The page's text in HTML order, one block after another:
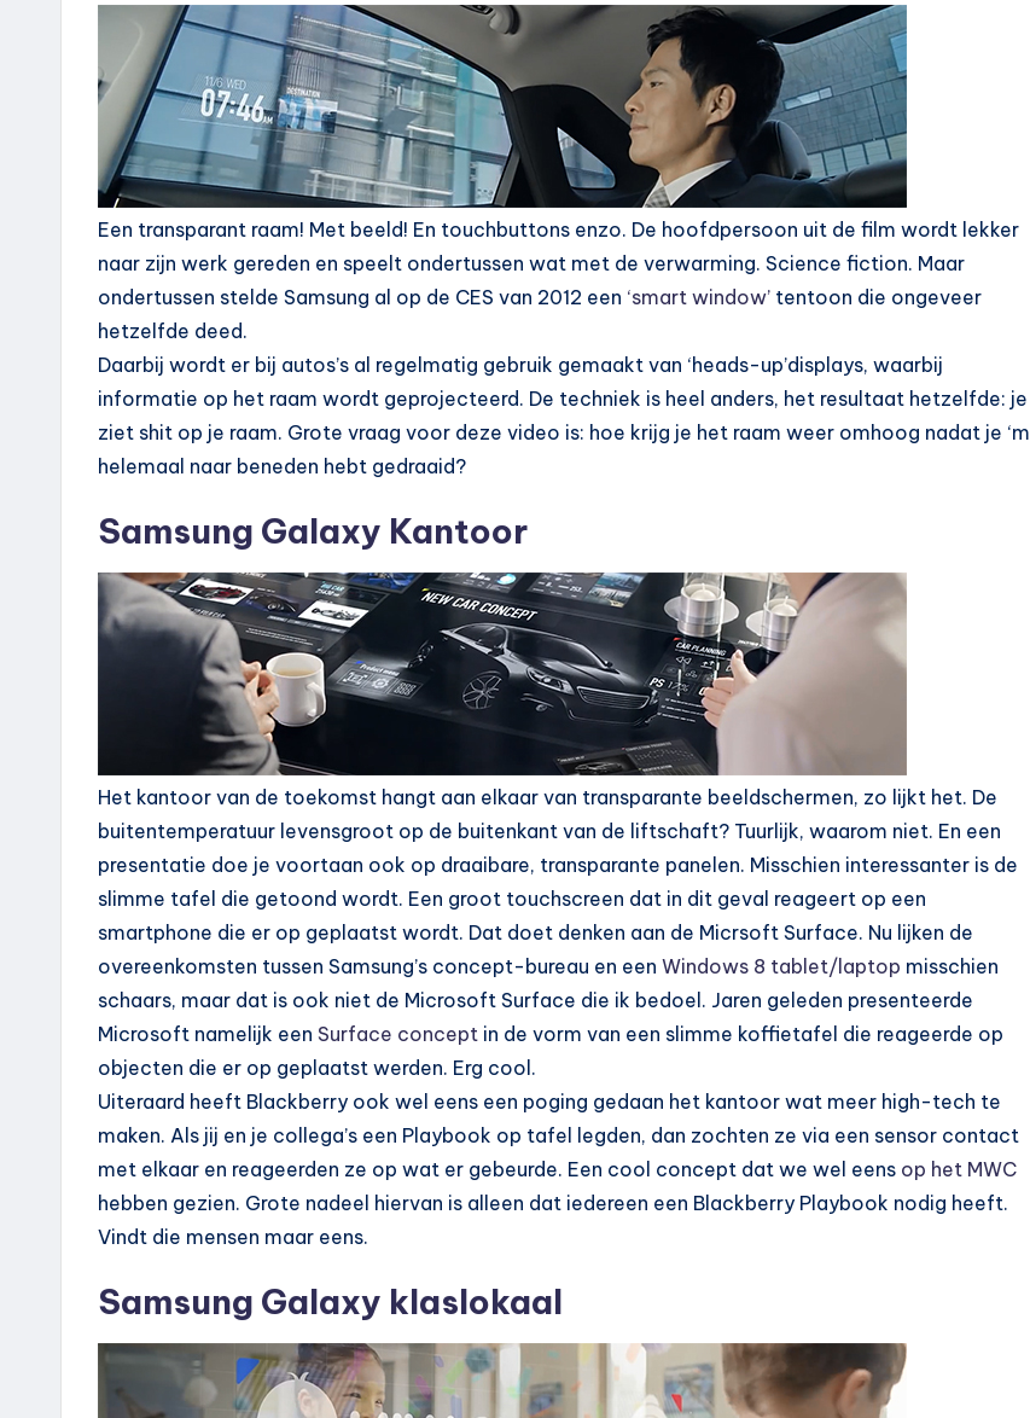
Een transparant raam! Met beeld! En touchbuttons enzo. De hoofdpersoon uit de film wordt lekker
naar zijn werk gereden en speelt ondertussen wat met de verwarming. Science fiction. Maar
ondertussen stelde Samsung al op de CES van 2012 een ‘smart window’ tentoon die ongeveer
hetzelfde deed.
Daarbij wordt er bij autos’s al regelmatig gebruik gemaakt van ‘heads-up’displays, waarbij
informatie op het raam wordt geprojecteerd. De techniek is heel anders, het resultaat hetzelfde: je
ziet shit op je raam. Grote vraag voor deze video is: hoe krijg je het raam weer omhoog nadat je ‘m
helemaal naar beneden hebt gedraaid?
Samsung Galaxy Kantoor
Het kantoor van de toekomst hangt aan elkaar van transparante beeldschermen, zo lijkt het. De
buitentemperatuur levensgroot op de buitenkant van de liftschaft? Tuurlijk, waarom niet. En een
presentatie doe je voortaan ook op draaibare, transparante panelen. Misschien interessanter is de
slimme tafel die getoond wordt. Een groot touchscreen dat in dit geval reageert op een
smartphone die er op geplaatst wordt. Dat doet denken aan de Micrsoft Surface. Nu lijken de
overeenkomsten tussen Samsung’s concept-bureau en een Windows 8 tablet/laptop misschien
schaars, maar dat is ook niet de Microsoft Surface die ik bedoel. Jaren geleden presenteerde
Microsoft namelijk een Surface concept in de vorm van een slimme koffietafel die reageerde op
objecten die er op geplaatst werden. Erg cool.
Uiteraard heeft Blackberry ook wel eens een poging gedaan het kantoor wat meer high-tech te
maken. Als jij en je collega’s een Playbook op tafel legden, dan zochten ze via een sensor contact
met elkaar en reageerden ze op wat er gebeurde. Een cool concept dat we wel eens op het MWC
hebben gezien. Grote nadeel hiervan is alleen dat iedereen een Blackberry Playbook nodig heeft.
Vindt die mensen maar eens.
Samsung Galaxy klaslokaal